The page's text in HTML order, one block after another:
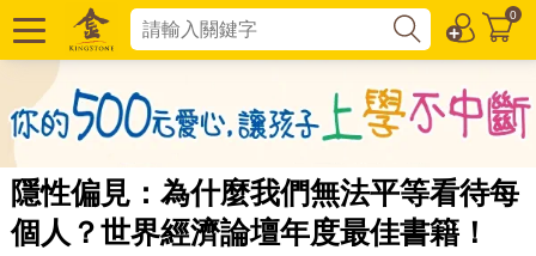
0
隱性偏見：為什麼我們無法平等看待每
個人？世界經濟論壇年度最佳書籍！